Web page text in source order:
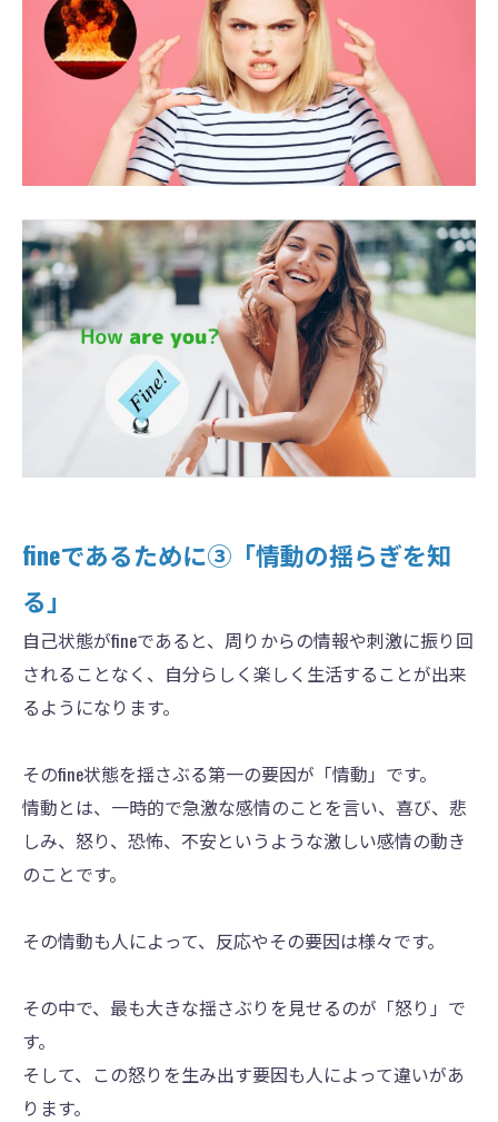
fineであるために③「情動の揺らぎを知
る」
自己状態がfineであると、周りからの情報や刺激に振り回
されることなく、自分らしく楽しく生活することが出来
るようになります。
そのfine状態を揺さぶる第一の要因が「情動」です。
情動とは、一時的で急激な感情のことを言い、喜び、悲
しみ、怒り、恐怖、不安というような激しい感情の動き
のことです。
その情動も人によって、反応やその要因は様々です。
その中で、最も大きな揺さぶりを見せるのが「怒り」で
す。
そして、この怒りを生み出す要因も人によって違いがあ
ります。